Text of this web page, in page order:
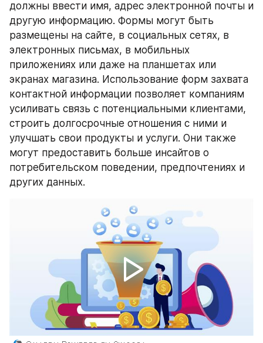
должны ввести имя, адрес электронной почты и
другую информацию. Формы могут быть
размещены на сайте, в социальных сетях, в
электронных письмах, в мобильных
приложениях или даже на планшетах или
экранах магазина. Использование форм захвата
контактной информации позволяет компаниям
усиливать связь с потенциальными клиентами,
строить долгосрочные отношения с ними и
улучшать свои продукты и услуги. Они также
могут предоставить больше инсайтов о
потребительском поведении, предпочтениях и
других данных.